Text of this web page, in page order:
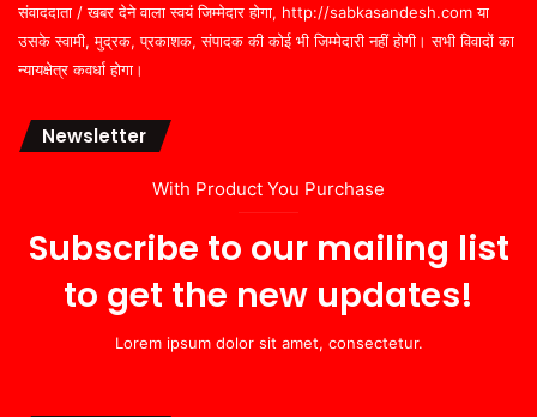
संवाददाता / खबर देने वाला स्वयं जिम्मेदार होगा, http://sabkasandesh.com या
उसके स्वामी, मुद्रक, प्रकाशक, संपादक की कोई भी जिम्मेदारी नहीं होगी। सभी विवादों का
न्यायक्षेत्र कवर्धा होगा।
Newsletter
With Product You Purchase
Subscribe to our mailing list
to get the new updates!
Lorem ipsum dolor sit amet, consectetur.